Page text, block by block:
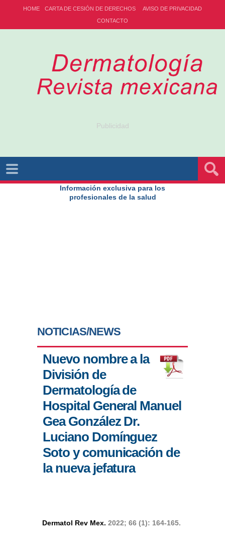
HOME CARTA DE CESIÓN DE DERECHOS
AVISO DE PRIVACIDAD
CONTACTO
Publicidad
Información exclusiva para los
profesionales de la salud
NOTICIAS/NEWS
Nuevo nombre a la
División de
Dermatología de
Hospital General Manuel
Gea González Dr.
Luciano Domínguez
Soto y comunicación de
la nueva jefatura
Dermatol Rev Mex. 2022; 66 (1): 164-165.